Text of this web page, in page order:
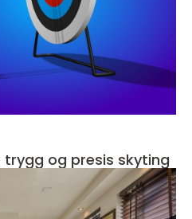
og presis skyting